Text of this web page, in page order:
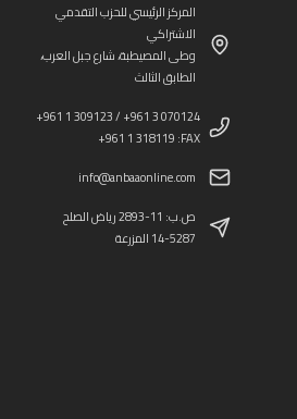
المركز الرئيسي للحزب التقدمي
الاشتراكي
وطى المصيطبة، شارع جبل العرب،
الطابق الثالث
+961 1 309123 / +961 3 070124
+961 1 318119 :FAX
info@anbaaonline.com
ص.ب: 11-2893 رياض الصلح
14-5287 المزرعة